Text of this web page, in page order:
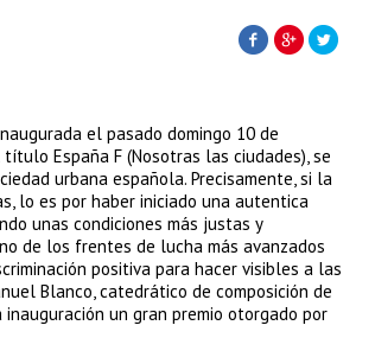
el pasado domingo 10 de
España F (Nosotras las ciudades), se
urbana española. Precisamente, si la
lo es por haber iniciado una autentica
unas condiciones más justas y
de los frentes de lucha más avanzados
positiva para hacer visibles a las
Blanco, catedrático de composición de
un gran premio otorgado por